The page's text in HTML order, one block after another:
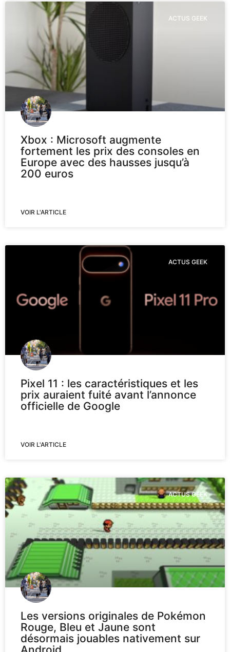
ACTUS GEEK
Xbox : Microsoft augmente
fortement les prix des consoles en
Europe avec des hausses jusqu’à
200 euros
VOIR L'ARTICLE
ACTUS GEEK
Pixel 11 : les caractéristiques et les
prix auraient fuité avant l’annonce
officielle de Google
VOIR L'ARTICLE
ACTUS GEEK
Les versions originales de Pokémon
Rouge, Bleu et Jaune sont
désormais jouables nativement sur